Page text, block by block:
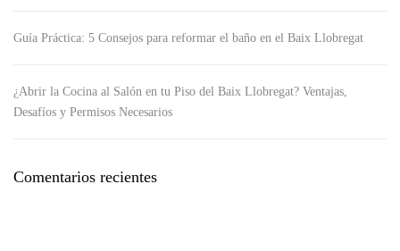
Guía Práctica: 5 Consejos para reformar el baño en el Baix Llobregat
¿Abrir la Cocina al Salón en tu Piso del Baix Llobregat? Ventajas,
Desafíos y Permisos Necesarios
Comentarios recientes